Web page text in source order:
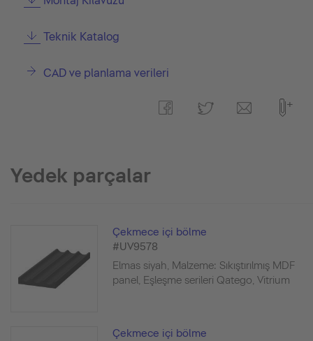
Teknik Katalog
CAD ve planlama verileri
Yedek parçalar
Çekmece içi bölme
#UV9578
Elmas siyah, Malzeme: Sıkıştırılmış MDF
panel, Eşleşme serileri Qatego, Vitrium
Çekmece içi bölme